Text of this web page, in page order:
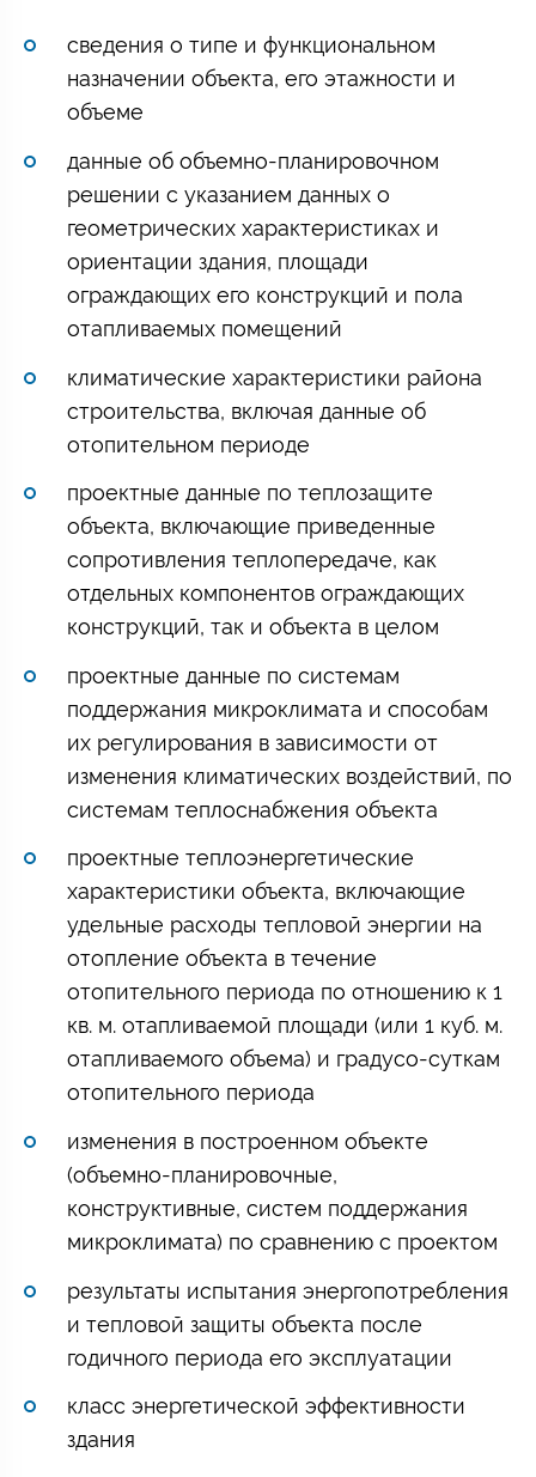
сведения о типе и функциональном
назначении объекта, его этажности и
объеме
данные об объемно-планировочном
решении с указанием данных о
геометрических характеристиках и
ориентации здания, площади
ограждающих его конструкций и пола
отапливаемых помещений
климатические характеристики района
строительства, включая данные об
отопительном периоде
проектные данные по теплозащите
объекта, включающие приведенные
сопротивления теплопередаче, как
отдельных компонентов ограждающих
конструкций, так и объекта в целом
проектные данные по системам
поддержания микроклимата и способам
их регулирования в зависимости от
изменения климатических воздействий, по
системам теплоснабжения объекта
проектные теплоэнергетические
характеристики объекта, включающие
удельные расходы тепловой энергии на
отопление объекта в течение
отопительного периода по отношению к 1
кв. м. отапливаемой площади (или 1 куб. м.
отапливаемого объема) и градусо-суткам
отопительного периода
изменения в построенном объекте
(объемно-планировочные,
конструктивные, систем поддержания
микроклимата) по сравнению с проектом
результаты испытания энергопотребления
и тепловой защиты объекта после
годичного периода его эксплуатации
класс энергетической эффективности
здания